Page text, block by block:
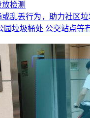
检测
乱丢行为，助力社区垃
园垃圾桶处 公交站点等